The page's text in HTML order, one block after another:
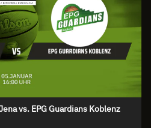
vs. EPG Guardians Koblenz